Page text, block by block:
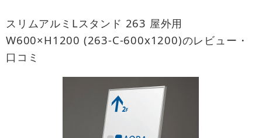
スリムアルミLスタンド 263 屋外用
W600×H1200 (263-C-600x1200)のレビュー・
口コミ